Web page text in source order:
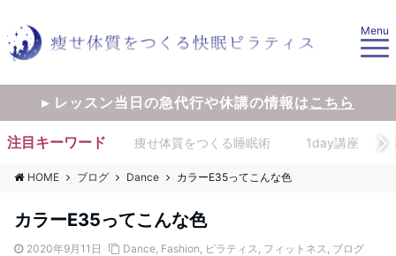
Menu
▸ レッスン当日の急代行や休講の情報はこちら
注目キーワード 痩せ体質をつくる睡眠術 1day講座
HOME ブログ Dance カラーE35ってこんな色
カラーE35ってこんな色
2020年9月11日 Dance, Fashion, ピラティス, フィットネス, ブログ